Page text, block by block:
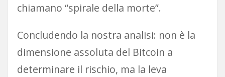
chiamano “spirale della morte”.
Concludendo la nostra analisi: non è la
dimensione assoluta del Bitcoin a
determinare il rischio, ma la leva